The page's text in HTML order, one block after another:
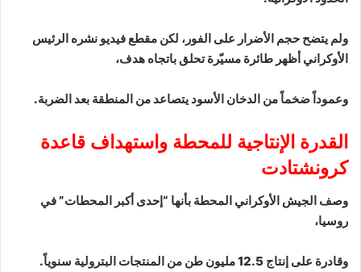
ولم يتضح حجم الأضرار على الفور، لكن مقطع فيديو نشره الرئيس
الأوكراني أظهر طائرة مسيّرة تحلق باتجاه هدف،
وعموداً ضخماً من الدخان الأسود يتصاعد من المنطقة بعد الضربة.
القدرة الإنتاجية للمحطة واستهداف قاعدة
كرونشتادت
وصف الجيش الأوكراني المحطة بأنها “إحدى أكبر المحطات” في
روسيا،
وقادرة على إنتاج 12.5 مليون طن من المنتجات البترولية سنوياً.